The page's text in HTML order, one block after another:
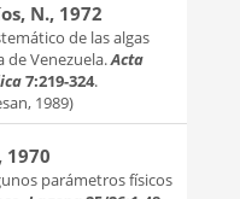
N., 1972
de las algas
de Venezuela.Acta
7:219-324.
1989)
1970
parámetros físicos